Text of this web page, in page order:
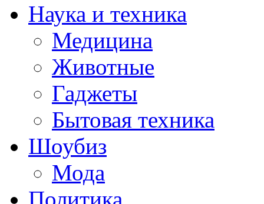
Наука и техника
Медицина
Животные
Гаджеты
Бытовая техника
Шоубиз
Мода
Политика